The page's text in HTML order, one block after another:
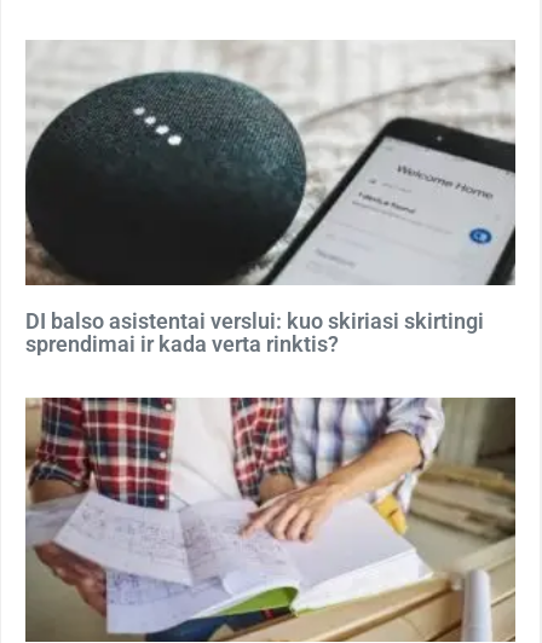
DI balso asistentai verslui: kuo skiriasi skirtingi
sprendimai ir kada verta rinktis?